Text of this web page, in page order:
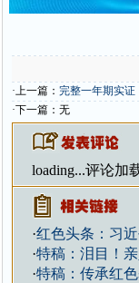
·上一篇： 完整一年期实证
·下一篇：无
loading...评论加
·红色头条：习
·特稿：泪目！
·特稿：传承红